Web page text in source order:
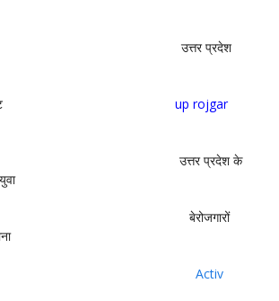
विभाग उत्तर प्रदेश
वेबसाइट
up rojgar
कौन होंगे उत्तर प्रदेश के
बेरोजगारों
Activ